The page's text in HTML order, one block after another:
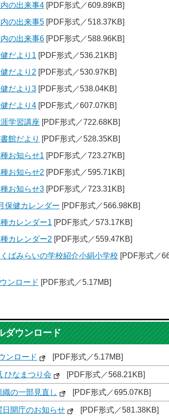
内の出来事4 [PDF形式／609.89KB]
内の出来事5 [PDF形式／518.37KB]
内の出来事6 [PDF形式／588.96KB]
だより1 [PDF形式／536.21KB]
だより2 [PDF形式／530.97KB]
健だより3 [PDF形式／538.04KB]
健だより4 [PDF形式／607.07KB]
学習講座 [PDF形式／722.68KB]
館だより [PDF形式／528.35KB]
お知らせ1 [PDF形式／723.27KB]
お知らせ2 [PDF形式／595.71KB]
種お知らせ3 [PDF形式／723.31KB]
保健カレンダー [PDF形式／566.98KB]
カレンダー1 [PDF形式／573.17KB]
カレンダー2 [PDF形式／559.47KB]
くばみらいの学校紹介小絹小学校 [PDF形式／
ンロード [PDF形式／5.17MB]
ダウンロード
ンロード [PDF形式／5.17MB]
ひなまつり会 [PDF形式／568.21KB]
織の一部見直し [PDF形式／695.07KB]
日開庁のお知らせ [PDF形式／581.38KB]